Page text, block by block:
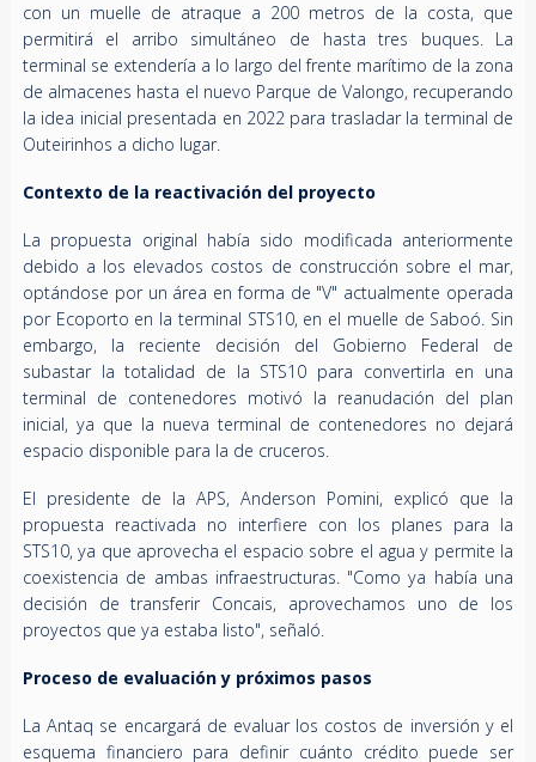
con un muelle de atraque a 200 metros de la costa, que
permitirá el arribo simultáneo de hasta tres buques. La
terminal se extendería a lo largo del frente marítimo de la zona
de almacenes hasta el nuevo Parque de Valongo, recuperando
la idea inicial presentada en 2022 para trasladar la terminal de
Outeirinhos a dicho lugar.
Contexto de la reactivación del proyecto
La propuesta original había sido modificada anteriormente
debido a los elevados costos de construcción sobre el mar,
optándose por un área en forma de "V" actualmente operada
por Ecoporto en la terminal STS10, en el muelle de Saboó. Sin
embargo, la reciente decisión del Gobierno Federal de
subastar la totalidad de la STS10 para convertirla en una
terminal de contenedores motivó la reanudación del plan
inicial, ya que la nueva terminal de contenedores no dejará
espacio disponible para la de cruceros.
El presidente de la APS, Anderson Pomini, explicó que la
propuesta reactivada no interfiere con los planes para la
STS10, ya que aprovecha el espacio sobre el agua y permite la
coexistencia de ambas infraestructuras. "Como ya había una
decisión de transferir Concais, aprovechamos uno de los
proyectos que ya estaba listo", señaló.
Proceso de evaluación y próximos pasos
La Antaq se encargará de evaluar los costos de inversión y el
esquema financiero para definir cuánto crédito puede ser